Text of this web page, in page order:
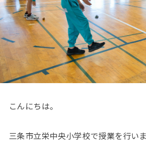
こんにちは。
三条市立栄中央小学校で授業を行いま